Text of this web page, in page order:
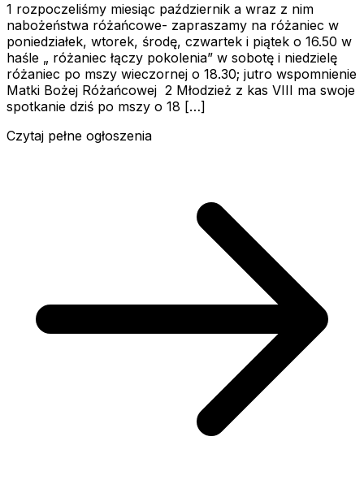
1 rozpoczeliśmy miesiąc październik a wraz z nim
nabożeństwa różańcowe- zapraszamy na różaniec w
poniedziałek, wtorek, środę, czwartek i piątek o 16.50 w
haśle „ różaniec łączy pokolenia” w sobotę i niedzielę
różaniec po mszy wieczornej o 18.30; jutro wspomnienie
Matki Bożej Różańcowej 2 Młodzież z kas VIII ma swoje
spotkanie dziś po mszy o 18 […]
Czytaj pełne ogłoszenia